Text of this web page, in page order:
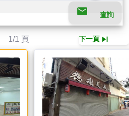
email 查詢
1/1 頁 下一頁 skip_next